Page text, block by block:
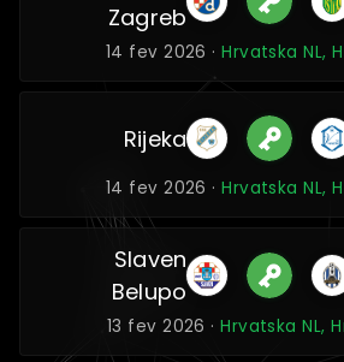
Zagreb
14 fev 2026 ·Hrvatska NL,
Rijeka
14 fev 2026 ·Hrvatska NL,
Slaven
Belupo
13 fev 2026 ·Hrvatska NL,